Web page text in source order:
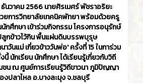
นวาคม 2566​ นายศิรเมศร์ พัชราอริยะ
ยการวิทยาลัยเทคนิคพัทยา พร้อมด้วยครู
นักศึกษา เข้าร่วมกิจกรรม โครงการอนุรักษ์
ลูกข้าวไว้กิน พื้นแผ่นดินบรรพบุรุษ
าวันแม่ เกี่ยวข้าววันพ่อ' ครั้งที่ 15 ในการ่วม
นักเรียน นักศึกษา ได้เรียนรู้เกี่ยวกับวิถี
ชน ณ ศูนย์การเรียนรู้วิถีขาวนา ภูมิปัญญา
งปลาไหล อ.บางละมุง จ.ชลบุรี